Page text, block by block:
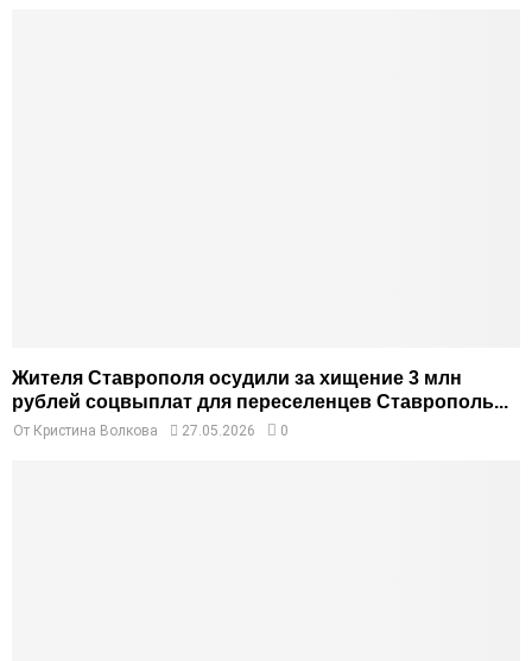
Жителя Ставрополя осудили за хищение 3 млн
рублей соцвыплат для переселенцев Ставрополь...
От Кристина Волкова 27.05.2026 0